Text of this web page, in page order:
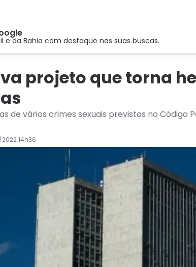
e da Bahia com destaque nas suas buscas.
projeto que torna
de vários crimes sexuais previstos no Código
2022 14h36